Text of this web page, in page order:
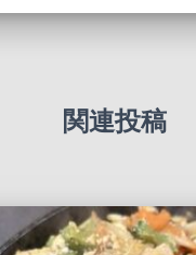
関連投稿